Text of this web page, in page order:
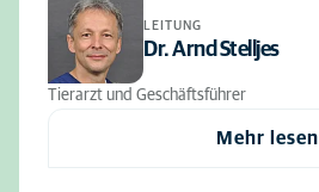
LEITUNG
Dr. Arnd Stelljes
Tierarzt und Geschäftsführer
Mehr lesen